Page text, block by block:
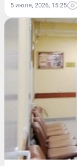
5 июля, 2026, 15:25